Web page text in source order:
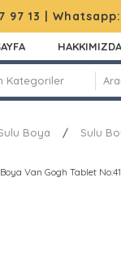
97 13 |
HAKKIMIZDA
Boya Sulu